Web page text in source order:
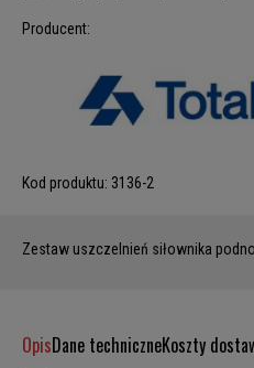
Producent:
Kod produktu: 3136-2
Zestaw uszczelnień siłownika
OpisDane techniczneKoszty